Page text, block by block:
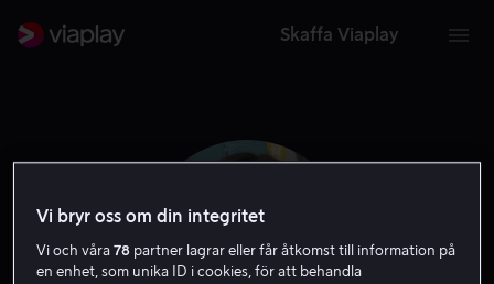
Skaffa Viaplay
Vi bryr oss om din integritet
Vi och våra78 partner lagrar eller får åtkomst till information på
en enhet, som unika ID i cookies, för att behandla